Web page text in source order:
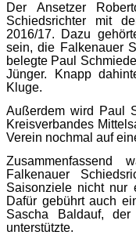
Der Ansetzer
Schiedsrichter mit
2016/17. Dazu
sein, die Falkenauer
belegte Paul
Jünger. Knapp
Kluge.
Außerdem wird Paul
Kreisverbandes
Verein nochmal auf
Falkenauer
Saisonziele nicht nur
Dafür gebührt auch
Sascha Baldauf,
unterstützte.